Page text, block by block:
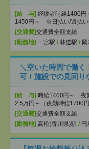
[給 与] 経験者時給1400
1450円～ ※日払い/週払い
[交通費]交通費全額支給
[勤務地] 一宮駅 / 林道駅 /
＼空いた時間で働く
可！施設での見回り
[給 与] 時給1400円～ 夜
2.5万円～（夜勤時給1700円
[交通費]交通費全額支給
[勤務地] 高松(香川県)駅 / 円